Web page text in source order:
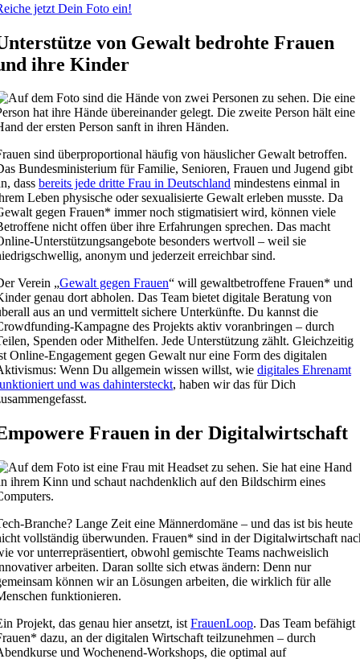
jetzt Dein Foto ein!
von Gewalt bedrohte Frauen
ihre Kinder
sind überproportional häufig von häuslicher Gewalt betroffen.
Bundesministerium für Familie, Senioren, Frauen und Jugend gibt
dass bereits jede dritte Frau in Deutschland mindestens einmal in
Leben physische oder sexualisierte Gewalt erleben musste. Da
gegen Frauen* immer noch stigmatisiert wird, können viele
nicht offen über ihre Erfahrungen sprechen. Das macht
Unterstützungsangebote besonders wertvoll – weil sie
anonym und jederzeit erreichbar sind.
Verein „Gewalt gegen Frauen“ will gewaltbetroffene Frauen* und
genau dort abholen. Das Team bietet digitale Beratung von
aus an und vermittelt sichere Unterkünfte. Du kannst die
Kampagne des Projekts aktiv voranbringen – durch
Spenden oder Mithelfen. Jede Unterstützung zählt. Gleichzeitig
Online-Engagement gegen Gewalt nur eine Form des digitalen
Wenn Du allgemein wissen willst, wie digitales Ehrenamt
und was dahintersteckt, haben wir das für Dich
Frauen in der Digitalwirtschaft
Branche? Lange Zeit eine Männerdomäne – und das ist bis heute
vollständig überwunden. Frauen* sind in der Digitalwirtschaft
vor unterrepräsentiert, obwohl gemischte Teams nachweislich
arbeiten. Daran sollte sich etwas ändern: Denn nur
können wir an Lösungen arbeiten, die wirklich für alle
funktionieren.
Projekt, das genau hier ansetzt, ist FrauenLoop. Das Team befähigt
dazu, an der digitalen Wirtschaft teilzunehmen – durch
und Wochenend-Workshops, die optimal auf